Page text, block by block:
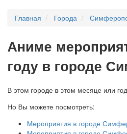
Главная Города
Аниме
году в городе
В этом городе в этом месяце или
Но Вы можете посмотреть:
Мероприятия в городе